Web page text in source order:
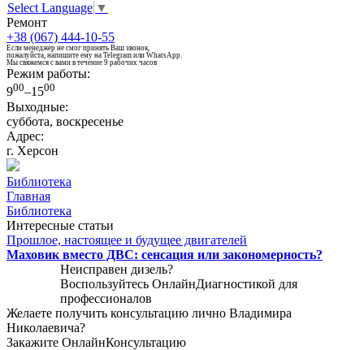
Select Language ▼
Ремонт
+38 (067) 444-10-55
Если менеджер не смог принять Ваш звонок,
пожалуйста, напишите ему на Telegram или WhatsApp.
Мы свяжемся с вами в течение 9 рабочих часов
Режим работы:
900–1500
Выходные:
суббота, воскресенье
Адрес:
г. Херсон
Библиотека
Главная
Библиотека
Интересные статьи
Прошлое, настоящее и будущее двигателей
Маховик вместо ДВС: сенсация или закономерность?
Неисправен дизель?
Воспользуйтесь ОнлайнДиагностикой для
профессионалов
Желаете получить консультацию лично Владимира
Николаевича?
Закажите ОнлайнКонсультацию